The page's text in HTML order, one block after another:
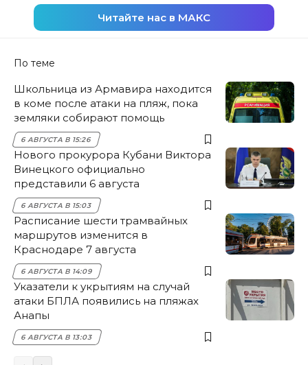
Читайте нас в МАКС
По теме
Школьница из Армавира находится
в коме после атаки на пляж, пока
земляки собирают помощь
6 АВГУСТА В 15:26
Нового прокурора Кубани Виктора
Винецкого официально
представили 6 августа
6 АВГУСТА В 15:03
Расписание шести трамвайных
маршрутов изменится в
Краснодаре 7 августа
6 АВГУСТА В 14:09
Указатели к укрытиям на случай
атаки БПЛА появились на пляжах
Анапы
6 АВГУСТА В 13:03